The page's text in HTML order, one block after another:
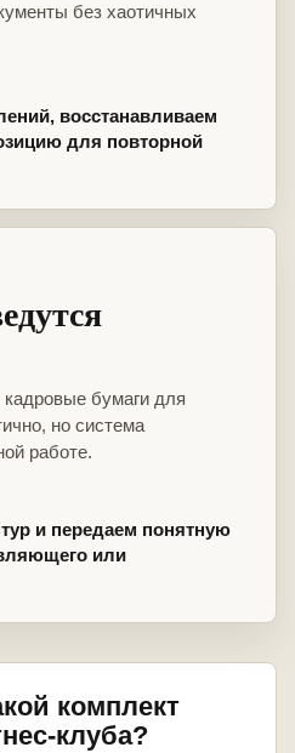
без хаотичных
восстанавливаем
для повторной
бумаги для
но система
работе.
и передаем понятную
или
комплект
клуба?